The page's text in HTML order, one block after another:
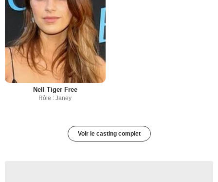
Nell Tiger Free
Rôle : Janey
Voir le casting complet